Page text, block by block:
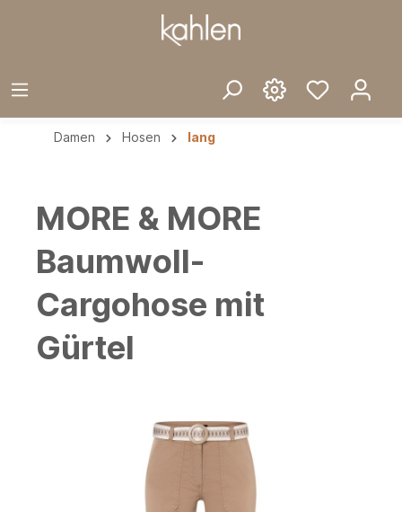
Damen Hosen lang
MORE & MORE
Baumwoll-
Cargohose mit
Gürtel